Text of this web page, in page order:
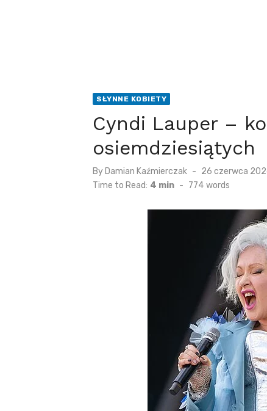
SŁYNNE KOBIETY
Cyndi Lauper –
osiemdziesiątych
By Damian Kaźmierczak
Posted
on
26 czerwca
Time to Read: 4 min - 774 words